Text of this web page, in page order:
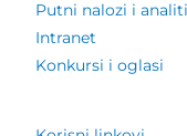
Putni nalozi i
Intranet
Konkursi i oglasi